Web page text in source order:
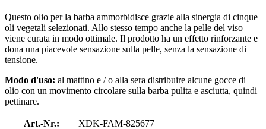
Questo olio per la barba ammorbidisce grazie alla sinergia di cinque
oli vegetali selezionati. Allo stesso tempo anche la pelle del viso
viene curata in modo ottimale. Il prodotto ha un effetto rinforzante e
dona una piacevole sensazione sulla pelle, senza la sensazione di
tensione.
Modo d'uso: al mattino e / o alla sera distribuire alcune gocce di
olio con un movimento circolare sulla barba pulita e asciutta, quindi
pettinare.
Art.-Nr.:
XDK-FAM-825677